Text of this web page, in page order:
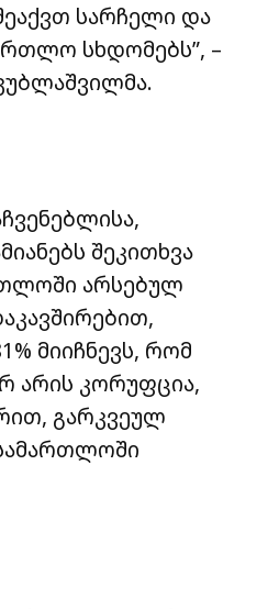
სარჩელი და
სხდომებს”, –
შეკითხვა
არსებულ
მიიჩნევს, რომ
არის კორუფცია,
გარკვეულ